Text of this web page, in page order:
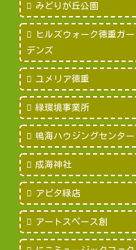
みどりが丘公園
ヒルズウォーク徳重ガー
デンズ
ユメリア徳重
緑環境事業所
鳴海ハウジングセンター
成海神社
アピタ緑店
アートスペース創